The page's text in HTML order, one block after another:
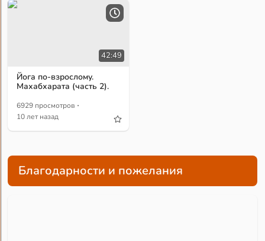
42:49
Йога по-взрослому.
Махабхарата (часть 2).
6929 просмотров ·
10 лет назад
Благодарности и пожелания